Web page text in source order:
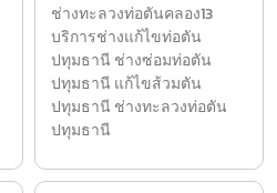
ช่างทะลวงท่อตันคลอง13
บริการช่างแก้ไขท่อตัน
ปทุมธานี ช่างซ่อมท่อตัน
ปทุมธานี แก้ไขส้วมตัน
ปทุมธานี ช่างทะลวงท่อตัน
ปทุมธานี